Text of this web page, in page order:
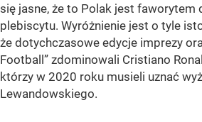
się jasne, że to Polak jest faworytem
plebiscytu. Wyróżnienie jest o tyle
że dotychczasowe edycje imprezy
Football” zdominowali Cristiano
którzy w 2020 roku musieli uznać
Lewandowskiego.